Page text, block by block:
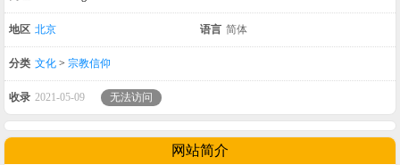
地区 北京 语言 简体
分类 文化 > 宗教信仰
收录 2021-05-09 无法访问
网站简介